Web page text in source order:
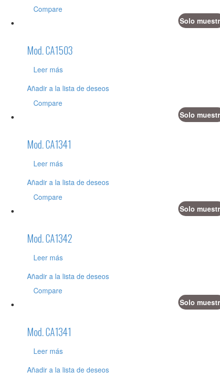
Compare
Solo
Mod. CA1503
Leer más
Añadir a la lista de deseos
Compare
Solo
Mod. CA1341
Leer más
Añadir a la lista de deseos
Compare
Solo
Mod. CA1342
Leer más
Añadir a la lista de deseos
Compare
Solo
Mod. CA1341
Leer más
Añadir a la lista de deseos